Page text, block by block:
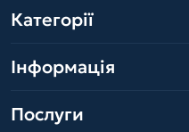
Категорії
Інформація
Послуги